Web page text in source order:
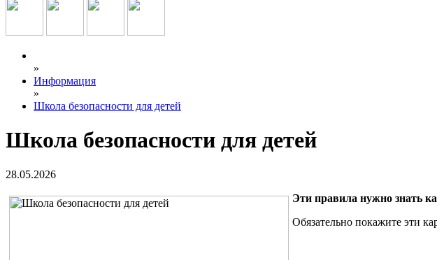
»
Информация
»
Школа безопасности для детей
Школа безопасности для детей
28.05.2026
Эти правила нужно знать
Обязательно покажите эти